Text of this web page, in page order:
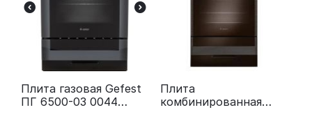
Плита газовая Gefest
ПГ 6500-03 0044
Плита
комбинированная